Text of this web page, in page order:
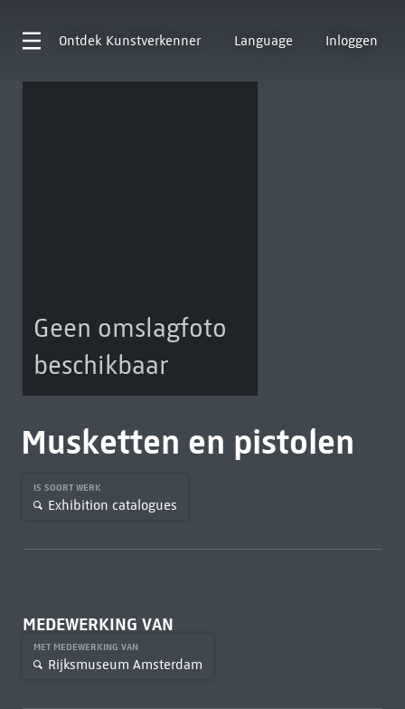
Ontdek Kunstverkenner Language Inloggen
Geen omslagfoto
beschikbaar
Musketten en pistolen
IS SOORT WERK
Exhibition catalogues
MEDEWERKING VAN
MET MEDEWERKING VAN
Rijksmuseum Amsterdam